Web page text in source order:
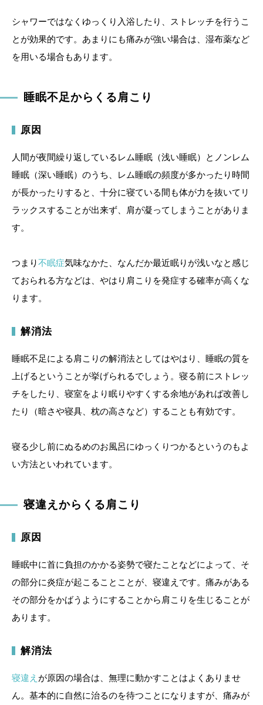
シャワーではなくゆっくり入浴したり、ストレッチを行うこ
とが効果的です。あまりにも痛みが強い場合は、湿布薬など
を用いる場合もあります。
睡眠不足からくる肩こり
原因
人間が夜間繰り返しているレム睡眠（浅い睡眠）とノンレム
睡眠（深い睡眠）のうち、レム睡眠の頻度が多かったり時間
が長かったりすると、十分に寝ている間も体が力を抜いてリ
ラックスすることが出来ず、肩が凝ってしまうことがありま
す。
つまり不眠症気味なかた、なんだか最近眠りが浅いなと感じ
ておられる方などは、やはり肩こりを発症する確率が高くな
ります。
解消法
睡眠不足による肩こりの解消法としてはやはり、睡眠の質を
上げるということが挙げられるでしょう。寝る前にストレッ
チをしたり、寝室をより眠りやすくする余地があれば改善し
たり（暗さや寝具、枕の高さなど）することも有効です。
寝る少し前にぬるめのお風呂にゆっくりつかるというのもよ
い方法といわれています。
寝違えからくる肩こり
原因
睡眠中に首に負担のかかる姿勢で寝たことなどによって、そ
の部分に炎症が起こることことが、寝違えです。痛みがある
その部分をかばうようにすることから肩こりを生じることが
あります。
解消法
寝違え が原因の場合は、無理に動かすことはよくありませ
ん。基本的に自然に治るのを待つことになりますが、痛みが